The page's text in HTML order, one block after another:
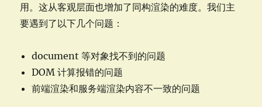
用。这从客观层面也增加了同构渲染的难度。我们主
要遇到了以下几个问题：
document 等对象找不到的问题
DOM 计算报错的问题
前端渲染和服务端渲染内容不一致的问题